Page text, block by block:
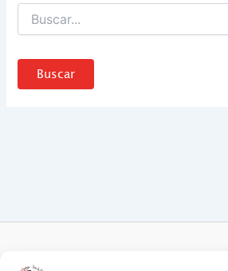
Buscar
por: